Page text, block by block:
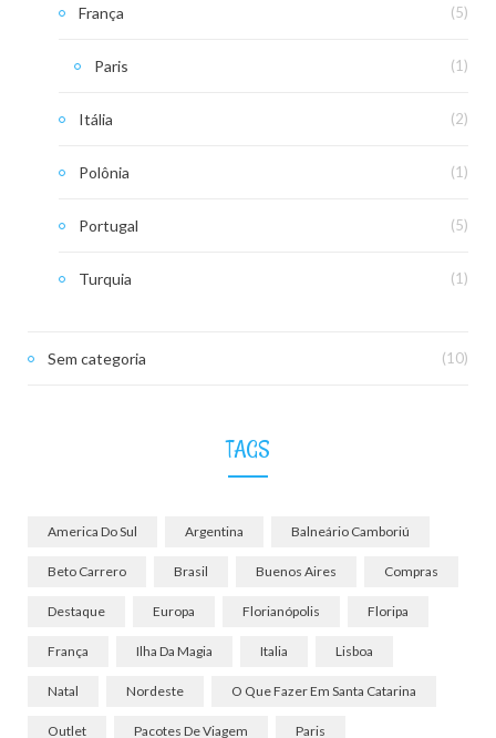
França (5)
Paris (1)
Itália (2)
Polônia (1)
Portugal (5)
Turquia (1)
Sem categoria (10)
TAGS
America Do Sul Argentina Balneário Camboriú
Beto Carrero Brasil Buenos Aires Compras
Destaque Europa Florianópolis Floripa
França Ilha Da Magia Italia Lisboa
Natal Nordeste O Que Fazer Em Santa Catarina
Outlet Pacotes De Viagem Paris